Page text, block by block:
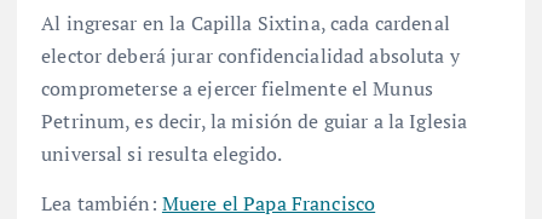
Al ingresar en la Capilla Sixtina, cada cardenal
elector deberá jurar confidencialidad absoluta y
comprometerse a ejercer fielmente el Munus
Petrinum, es decir, la misión de guiar a la Iglesia
universal si resulta elegido.
Lea también: Muere el Papa Francisco